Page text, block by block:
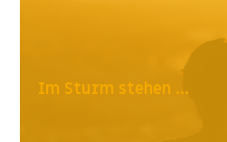
Im Sturm stehen ...